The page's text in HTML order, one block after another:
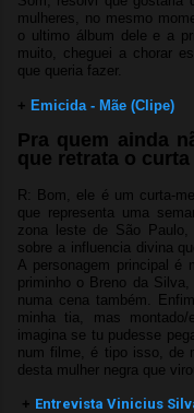
mulheres, no mesmo
o ultimo álbum dele e a
muito, cheguei a chorar
que queria fazer.
+ Emicida - Mãe (Clipe)
Pra quem ainda
que retrata o curta
R: Bom, ele é um curta-
que representa uma
zona leste de São
sobre a influencia divina
A personagem principal
priminho o Breno da
numa cena também.
minha tia, mas
imagina se tu pudesse
num filme, é tipo isso, de
desta mulher negra que
+ Entrevista Vinicius